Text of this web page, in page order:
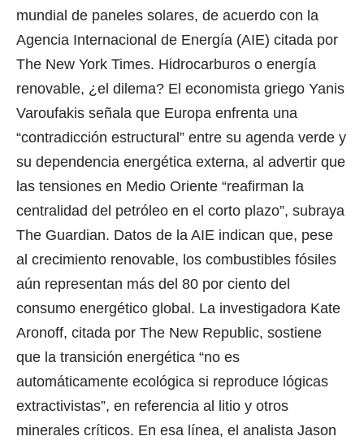
mundial de paneles solares, de acuerdo con la
Agencia Internacional de Energía (AIE) citada por
The New York Times. Hidrocarburos o energía
renovable, ¿el dilema? El economista griego Yanis
Varoufakis señala que Europa enfrenta una
“contradicción estructural” entre su agenda verde y
su dependencia energética externa, al advertir que
las tensiones en Medio Oriente “reafirman la
centralidad del petróleo en el corto plazo”, subraya
The Guardian. Datos de la AIE indican que, pese
al crecimiento renovable, los combustibles fósiles
aún representan más del 80 por ciento del
consumo energético global. La investigadora Kate
Aronoff, citada por The New Republic, sostiene
que la transición energética “no es
automáticamente ecológica si reproduce lógicas
extractivistas”, en referencia al litio y otros
minerales críticos. En esa línea, el analista Jason